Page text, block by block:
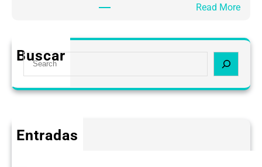
Read More
Buscar
Entradas